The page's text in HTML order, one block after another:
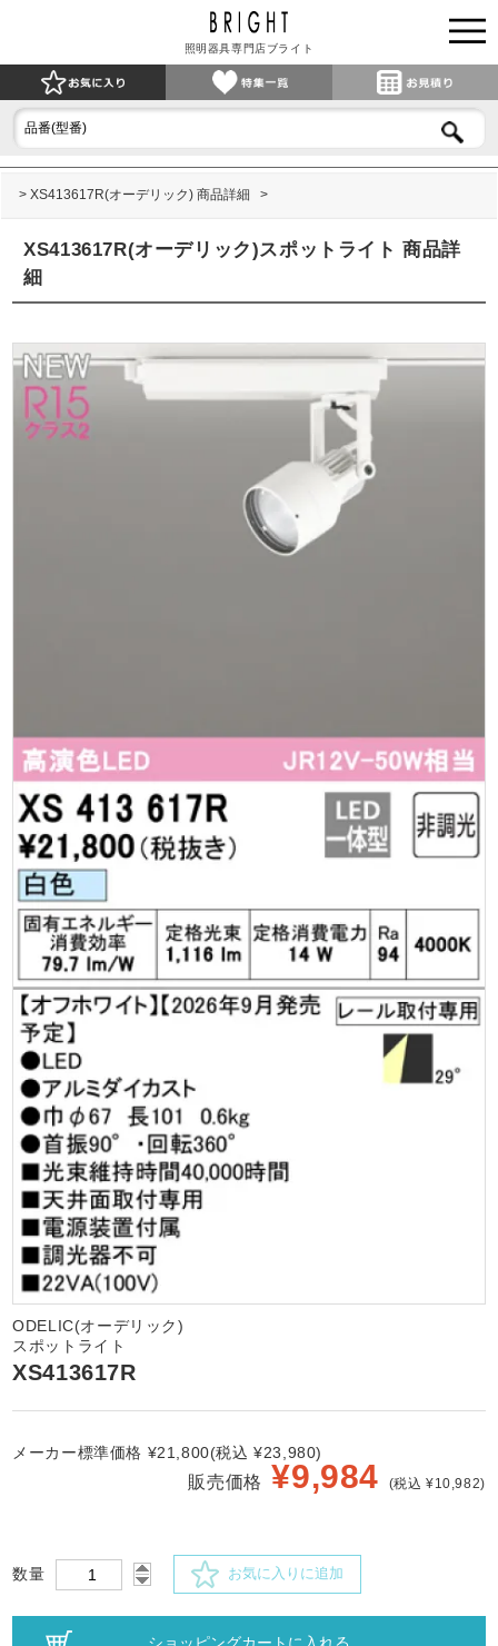
照明器具専門店ブライト
XS413617R(オーデリック) 商品詳細
XS413617R(オーデリック)スポットライト 商品詳
細
ODELIC(オーデリック)
スポットライト
XS413617R
メーカー標準価格 ¥21,800(税込 ¥23,980)
販売価格 ¥9,984 (税込 ¥10,982)
数量 お気に入りに追加